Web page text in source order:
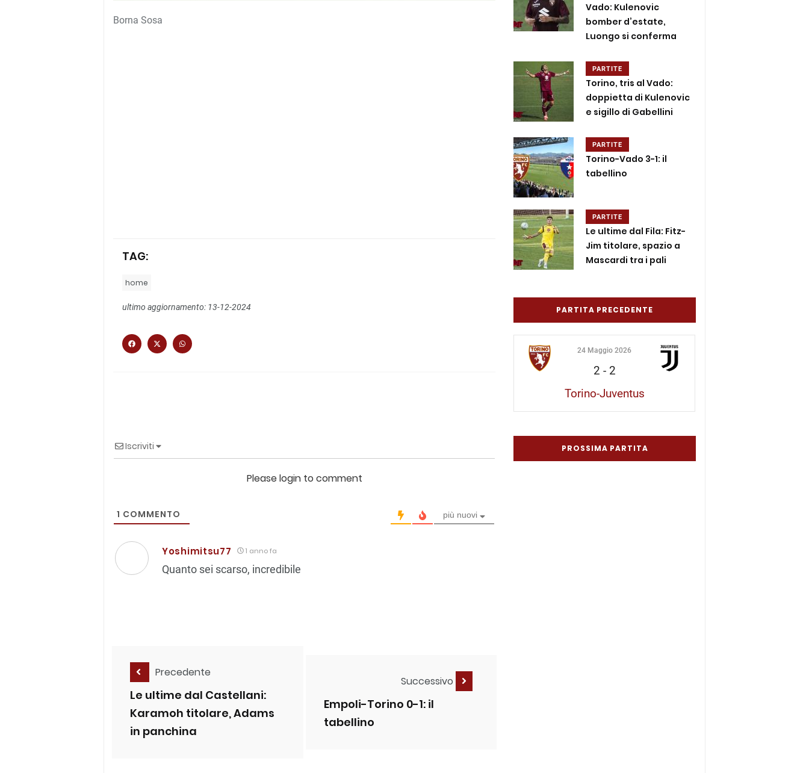
Borna Sosa
TAG:
home
ultimo aggiornamento: 13-12-2024
Iscriviti
Please login to comment
1 COMMENTO più nuovi
Yoshimitsu77 1 anno fa
Quanto sei scarso, incredibile
Precedente
Le ultime dal Castellani:
Karamoh titolare, Adams
in panchina
Successivo
Empoli-Torino 0-1: il
tabellino
Vado: Kulenovic
bomber d’estate,
Luongo si conferma
PARTITE
Torino, tris al Vado:
doppietta di Kulenovic
e sigillo di Gabellini
PARTITE
Torino-Vado 3-1: il
tabellino
PARTITE
Le ultime dal Fila: Fitz-
Jim titolare, spazio a
Mascardi tra i pali
PARTITA PRECEDENTE
24 Maggio 2026
2 - 2
Torino-Juventus
PROSSIMA PARTITA